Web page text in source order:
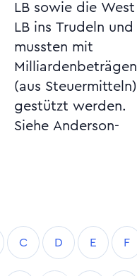
LB sowie die West
LB ins Trudeln und
mussten mit
Milliardenbeträgen
(aus Steuermitteln)
gestützt werden.
Siehe Anderson-
(Liquiditätshilfen der
C D E F